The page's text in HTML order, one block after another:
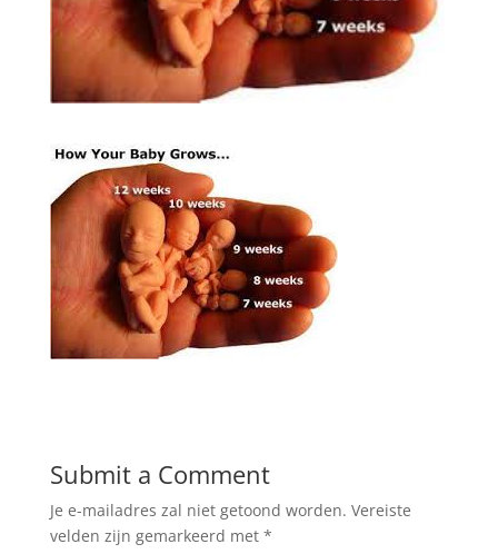
Submit a Comment
Je e-mailadres zal niet getoond worden. Vereiste
velden zijn gemarkeerd met *